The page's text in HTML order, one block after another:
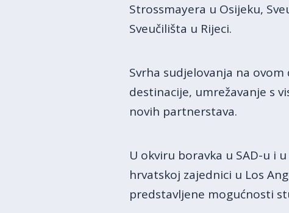
Strossmayera u Osijeku,
Sveučilišta u Rijeci.
Svrha sudjelovanja na
destinacije, umrežavanje s
novih partnerstava.
U okviru boravka u SAD-u i
hrvatskoj zajednici u Los
predstavljene mogućnosti